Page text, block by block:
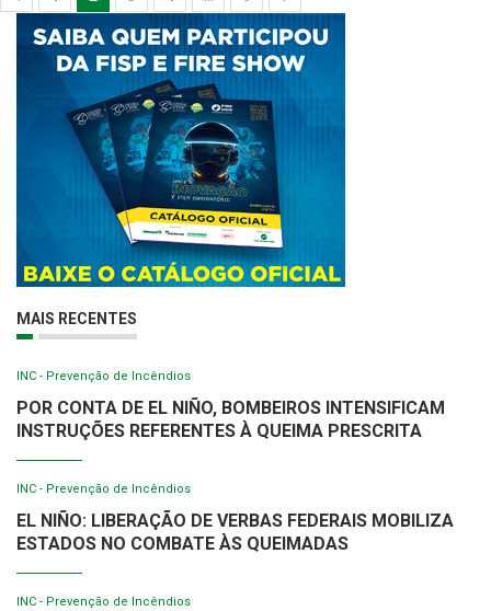
MAIS RECENTES
INC - Prevenção de Incêndios
POR CONTA DE EL NIÑO, BOMBEIROS INTENSIFICAM
INSTRUÇÕES REFERENTES À QUEIMA PRESCRITA
INC - Prevenção de Incêndios
EL NIÑO: LIBERAÇÃO DE VERBAS FEDERAIS MOBILIZA
ESTADOS NO COMBATE ÀS QUEIMADAS
INC - Prevenção de Incêndios